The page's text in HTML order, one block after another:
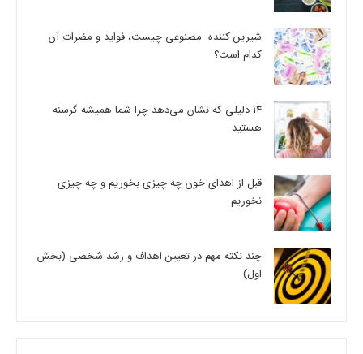
شیرین کننده مصنوعی چیست، فواید و مضرات آن
کدام است؟
14 دلیلی که نشان می‌دهد چرا شما همیشه گرسنه
هستید
قبل از اهدای خون چه چیزی بخوریم و چه چیزی
نخوریم
چند نکته مهم در تعیین اهداف و رشد شخصی (بخش
اول)